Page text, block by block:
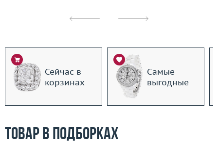
Сейчас в
корзинах
Самые
выгодные
Товар в подборках